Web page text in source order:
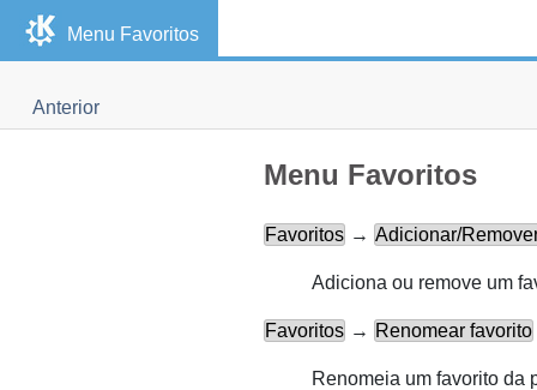
Menu Favoritos
Anterior
Menu Favoritos
Favoritos → Adicionar/
Adiciona ou remove um
Favoritos → Renomear favorito
Renomeia um favorito da